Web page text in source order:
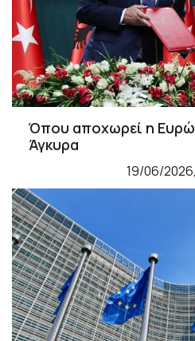
Όπου αποχωρεί η
Άγκυρα
19/06/